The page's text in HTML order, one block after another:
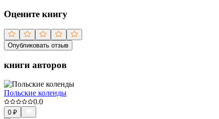
Оцените книгу
Опубликовать отзыв
книги авторов
Польские коленды
0.0
0 ₽